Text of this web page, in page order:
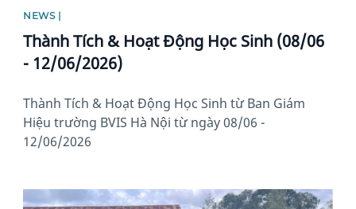
NEWS |
Thành Tích & Hoạt Động Học Sinh (08/06
- 12/06/2026)
Thành Tích & Hoạt Động Học Sinh từ Ban Giám
Hiệu trường BVIS Hà Nội từ ngày 08/06 -
12/06/2026
News image